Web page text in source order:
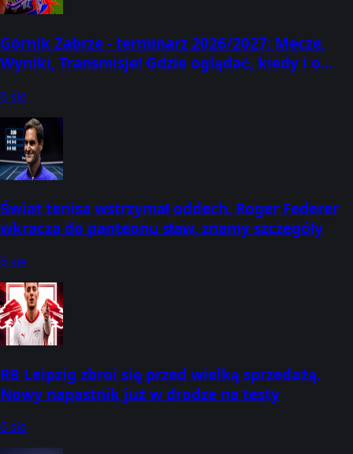
Górnik Zabrze - terminarz 2026/2027: Mecze,
Wyniki, Transmisje! Gdzie oglądać, kiedy i o
6 sie
Świat tenisa wstrzymał oddech. Roger Federer
wkracza do panteonu sław, znamy szczegóły
6 sie
RB Leipzig zbroi się przed wielką sprzedażą.
Nowy napastnik już w drodze na testy
6 sie